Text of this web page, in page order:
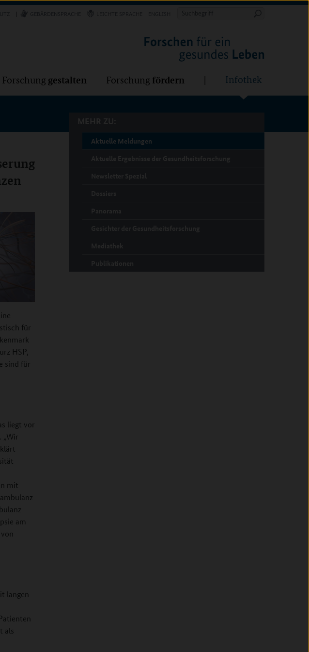
Suchbegriff
Forschung gestalten Forschung fördern Infothek
für
HSP,
sind für
liegt vor
„Wir
mit
am
langen
als
Aktuelle Meldungen
Forschung Forschung fördern Infothek